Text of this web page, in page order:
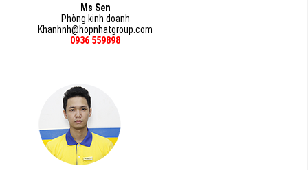
Ms Sen
Phòng kinh doanh
Khanhnh@hopnhatgroup.com
0936 559898